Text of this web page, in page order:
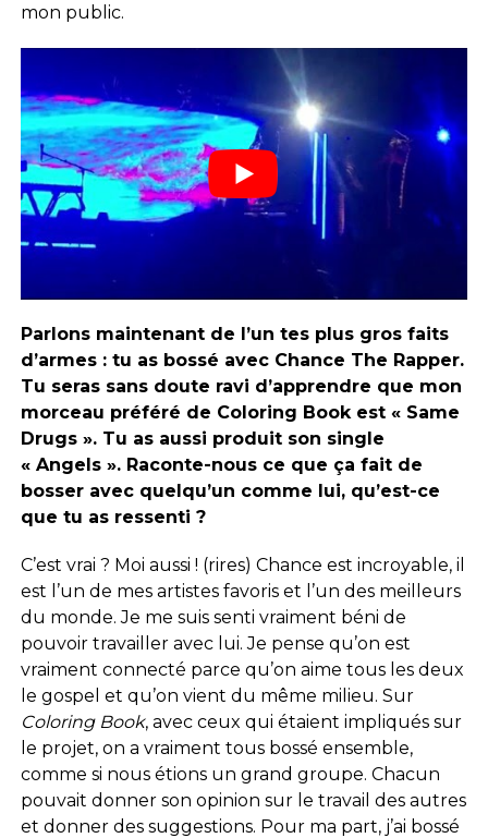
mon public.
Parlons maintenant de l’un tes plus gros faits
d’armes : tu as bossé avec Chance The Rapper.
Tu seras sans doute ravi d’apprendre que mon
morceau préféré de Coloring Book est « Same
Drugs ». Tu as aussi produit son single
« Angels ». Raconte-nous ce que ça fait de
bosser avec quelqu’un comme lui, qu’est-ce
que tu as ressenti ?
C’est vrai ? Moi aussi ! (rires) Chance est incroyable, il
est l’un de mes artistes favoris et l’un des meilleurs
du monde. Je me suis senti vraiment béni de
pouvoir travailler avec lui. Je pense qu’on est
vraiment connecté parce qu’on aime tous les deux
le gospel et qu’on vient du même milieu. Sur
Coloring Book, avec ceux qui étaient impliqués sur
le projet, on a vraiment tous bossé ensemble,
comme si nous étions un grand groupe. Chacun
pouvait donner son opinion sur le travail des autres
et donner des suggestions. Pour ma part, j’ai bossé